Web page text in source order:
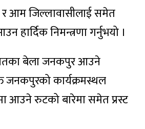
र आम जिल्लावासीलाई समेत
हार्दिक निमन्त्रणा गर्नुभयो ।
बेला जनकपुर आउने
जनकपुरको कार्यक्रमस्थल
आउने रुटको बारेमा समेत प्रस्ट